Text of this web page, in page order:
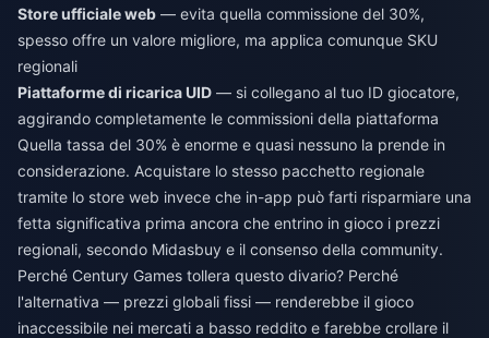
Store ufficiale web — evita quella commissione del 30%,
spesso offre un valore migliore, ma applica comunque SKU
regionali
Piattaforme di ricarica UID — si collegano al tuo ID giocatore,
aggirando completamente le commissioni della piattaforma
Quella tassa del 30% è enorme e quasi nessuno la prende in
considerazione. Acquistare lo stesso pacchetto regionale
tramite lo store web invece che in-app può farti risparmiare una
fetta significativa prima ancora che entrino in gioco i prezzi
regionali, secondo Midasbuy e il consenso della community.
Perché Century Games tollera questo divario? Perché
l'alternativa — prezzi globali fissi — renderebbe il gioco
inaccessibile nei mercati a basso reddito e farebbe crollare il